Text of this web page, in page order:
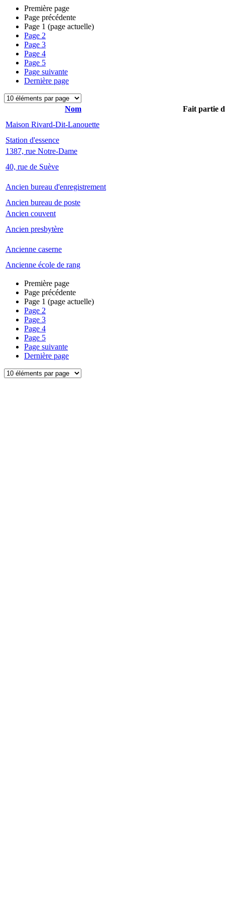
Première page
Page précédente
Page 1 (page actuelle)
Page 2
Page 3
Page 4
Page 5
Page suivante
Dernière page
Nom
Fait partie
Maison Rivard-Dit-Lanouette
Station d'essence
1387, rue Notre-Dame
40, rue de Suève
Ancien bureau d'enregistrement
Ancien bureau de poste
Ancien couvent
Ancien presbytère
Ancienne caserne
Ancienne école de rang
Première page
Page précédente
Page 1 (page actuelle)
Page 2
Page 3
Page 4
Page 5
Page suivante
Dernière page